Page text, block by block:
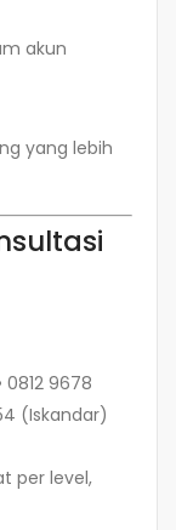
akun
yang lebih
0812 9678
(Iskandar)
per level,